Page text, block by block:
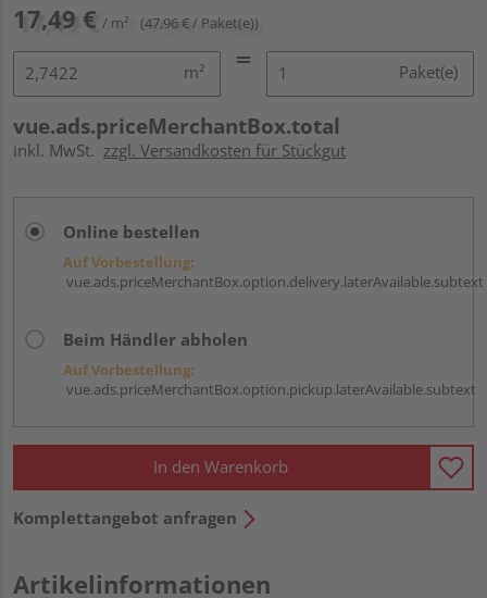
17,49 € / m² (47,96 € / Paket(e))
m² Paket(e)
vue.ads.priceMerchantBox.total
inkl. MwSt. zzgl. Versandkosten für Stückgut
Online bestellen
Auf Vorbestellung:
vue.ads.priceMerchantBox.option.delivery.laterAvailable.subtext
Beim Händler abholen
Auf Vorbestellung:
vue.ads.priceMerchantBox.option.pickup.laterAvailable.subtext
In den Warenkorb
Komplettangebot anfragen
Artikelinformationen